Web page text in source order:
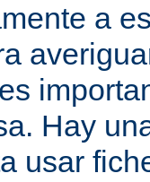
a
Hay
usar